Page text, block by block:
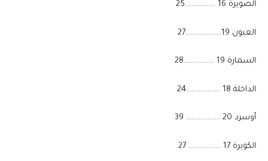
​الصويرة 16 ……………..25
​العيون 19………………..27
​السمارة 19 ……………..28
​الداخلة 18 ……………….24
​أوسرد 20 ………………. 39
​الكويرة 17 ……………… 27